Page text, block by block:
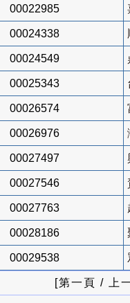
00022985
00024338
00024549
00025343
00026574
00026976
00027497
00027546
00027763
00028186
00029538
[第一頁 / 上